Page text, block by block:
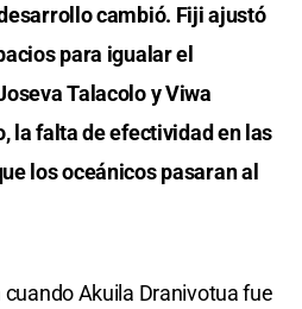
cambió. Fiji ajustó
para igualar el
Talacolo y Viwa
la falta de efectividad en las
los oceánicos pasaran al
Akuila Dranivotua fue